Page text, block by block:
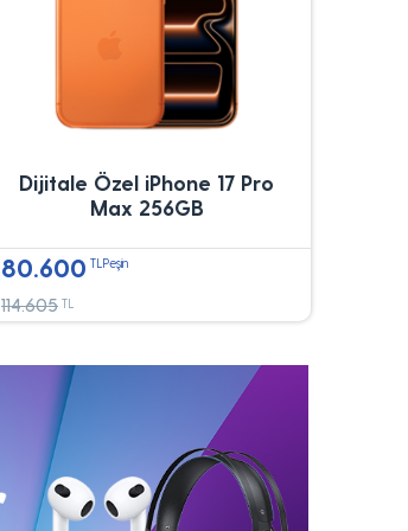
Dijitale Özel iPhone 17 Pro
Max 256GB
80.600 TLPeşin
114.605 TL